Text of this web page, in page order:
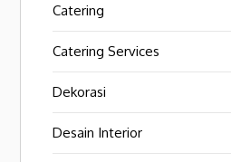
Catering
Catering Services
Dekorasi
Desain Interior